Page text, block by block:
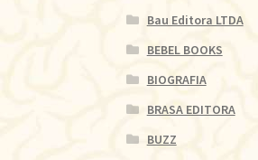
Bau Editora LTDA
BEBEL BOOKS
BIOGRAFIA
BRASA EDITORA
BUZZ